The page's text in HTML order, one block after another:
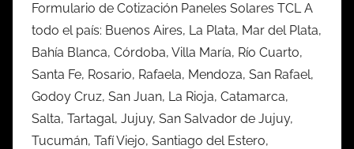
Formulario de Cotización Paneles Solares TCL A
todo el país: Buenos Aires, La Plata, Mar del Plata,
Bahía Blanca, Córdoba, Villa María, Río Cuarto,
Santa Fe, Rosario, Rafaela, Mendoza, San Rafael,
Godoy Cruz, San Juan, La Rioja, Catamarca,
Salta, Tartagal, Jujuy, San Salvador de Jujuy,
Tucumán, Tafí Viejo, Santiago del Estero,